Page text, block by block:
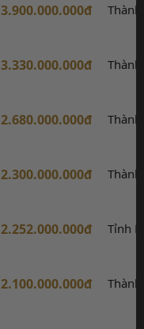
3.900.000.000đ
3.330.000.000đ
2.680.000.000đ
2.300.000.000đ
2.252.000.000đ Tỉnh
2.100.000.000đ